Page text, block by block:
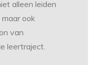
alleen leiden
ook
van
leertraject.